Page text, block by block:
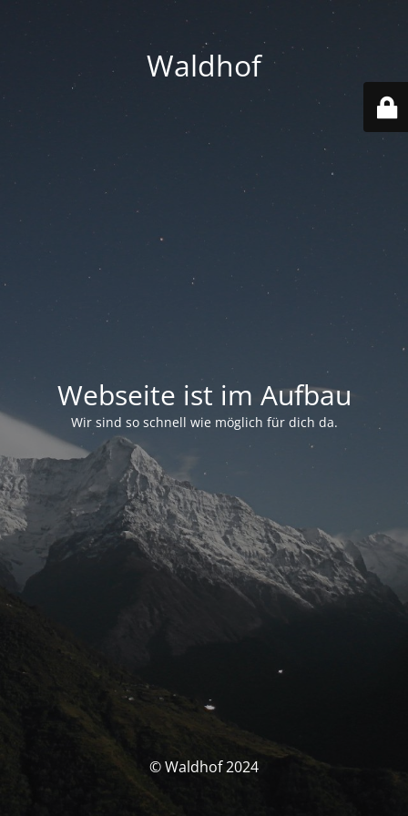
Waldhof
Webseite ist im Aufbau
Wir sind so schnell wie möglich für dich da.
© Waldhof 2024